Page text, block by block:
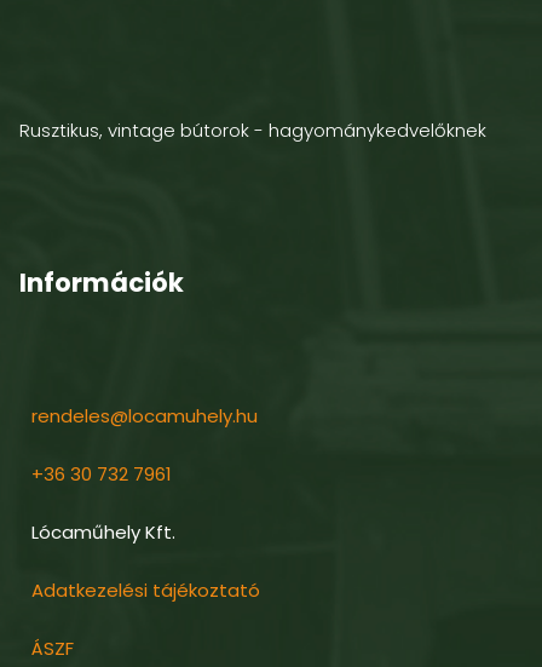
Rusztikus, vintage bútorok - hagyománykedvelőknek
Információk
rendeles@locamuhely.hu
+36 30 732 7961
Lócaműhely Kft.
Adatkezelési tájékoztató
ÁSZF